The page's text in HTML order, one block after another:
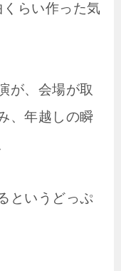
らい作った気
が、会場が取
、年越しの瞬
というどっぷ